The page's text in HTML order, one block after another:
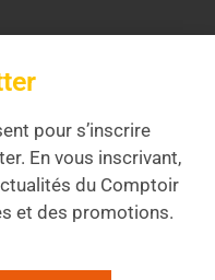
LINE
pour s’inscrire
En vous inscrivant,
du Comptoir
et des promotions.